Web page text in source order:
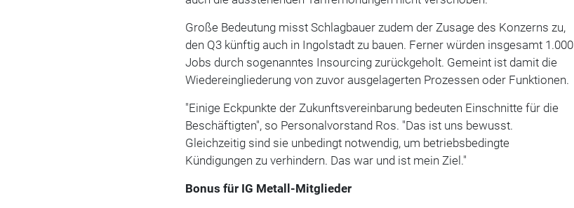
Große Bedeutung misst Schlagbauer zudem der Zusage des Konzerns zu,
den Q3 künftig auch in Ingolstadt zu bauen. Ferner würden insgesamt 1.000
Jobs durch sogenanntes Insourcing zurückgeholt. Gemeint ist damit die
Wiedereingliederung von zuvor ausgelagerten Prozessen oder Funktionen.
"Einige Eckpunkte der Zukunftsvereinbarung bedeuten Einschnitte für die
Beschäftigten", so Personalvorstand Ros. "Das ist uns bewusst.
Gleichzeitig sind sie unbedingt notwendig, um betriebsbedingte
Kündigungen zu verhindern. Das war und ist mein Ziel."
Bonus für IG Metall-Mitglieder